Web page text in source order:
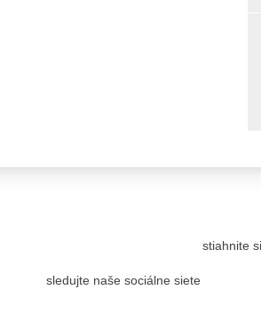
sledujte naše sociálne siete
stiahnite